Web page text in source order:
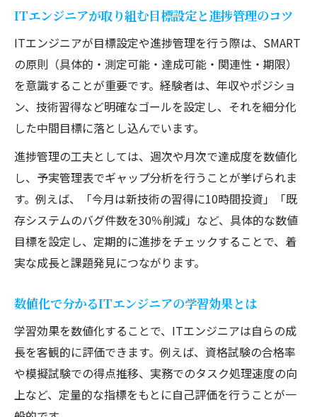
ITエンジニアが取り組む目標設定と進捗管理のコツ
ITエンジニアが目標設定や進捗管理を行う際は、SMART
の原則（具体的・測定可能・達成可能・関連性・期限）
を意識することが重要です。経験者は、年収やポジショ
ン、技術習得など明確なゴールを設定し、それを細分化
した中間目標に落とし込んでいます。
進捗管理の工夫としては、週次や月次で達成度を数値化
し、予実管理表でギャップ分析を行うことが挙げられま
す。例えば、「今月は新技術の習得に10時間投資」「既
存システムのバグ件数を30％削減」など、具体的な数値
目標を設定し、定期的に進捗をチェックすることで、着
実な成長と課題発見につながります。
数値化で分かるITエンジニアの学習効果とは
学習効果を数値化することで、ITエンジニアは自らの成
長を客観的に評価できます。例えば、資格試験の合格率
や模擬試験での得点推移、実務でのタスク処理速度の向
上など、定量的な指標をもとに自己評価を行うことが一